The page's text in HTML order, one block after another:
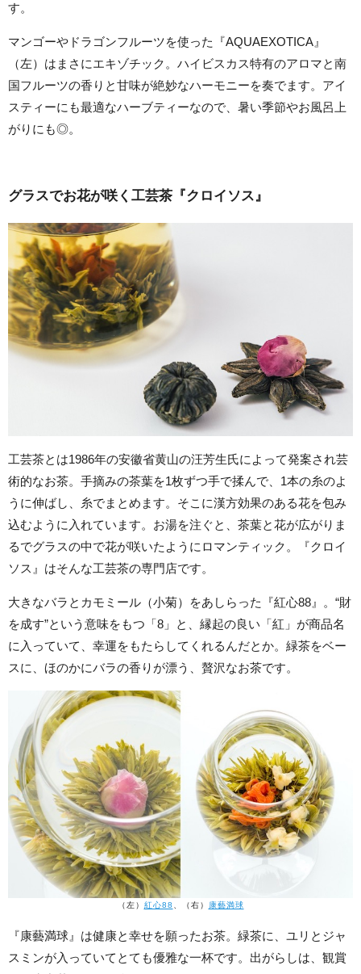
す。
マンゴーやドラゴンフルーツを使った『AQUAEXOTICA』
（左）はまさにエキゾチック。ハイビスカス特有のアロマと南
国フルーツの香りと甘味が絶妙なハーモニーを奏でます。アイ
スティーにも最適なハーブティーなので、暑い季節やお風呂上
がりにも◎。
グラスでお花が咲く工芸茶『クロイソス』
工芸茶とは1986年の安徽省黄山の汪芳生氏によって発案され芸
術的なお茶。手摘みの茶葉を1枚ずつ手で揉んで、1本の糸のよ
うに伸ばし、糸でまとめます。そこに漢方効果のある花を包み
込むように入れています。お湯を注ぐと、茶葉と花が広がりま
るでグラスの中で花が咲いたようにロマンティック。『クロイ
ソス』はそんな工芸茶の専門店です。
大きなバラとカモミール（小菊）をあしらった『紅心88』。“財
を成す”という意味をもつ「8」と、縁起の良い「紅」が商品名
に入っていて、幸運をもたらしてくれるんだとか。緑茶をベー
スに、ほのかにバラの香りが漂う、贅沢なお茶です。
（左） 紅心88 、（右） 康藝満球
『康藝満球』は健康と幸せを願ったお茶。緑茶に、ユリとジャ
スミンが入っていてとても優雅な一杯です。出がらしは、観賞